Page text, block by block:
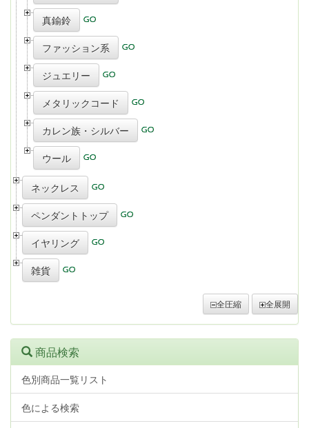
真鍮鈴
ファッション系
ジュエリー
メタリックコード
カレン族・シルバー
ウール
ネックレス
ペンダントトップ
イヤリング
雑貨
全圧縮 全展開
商品検索
色別商品一覧リスト
色による検索